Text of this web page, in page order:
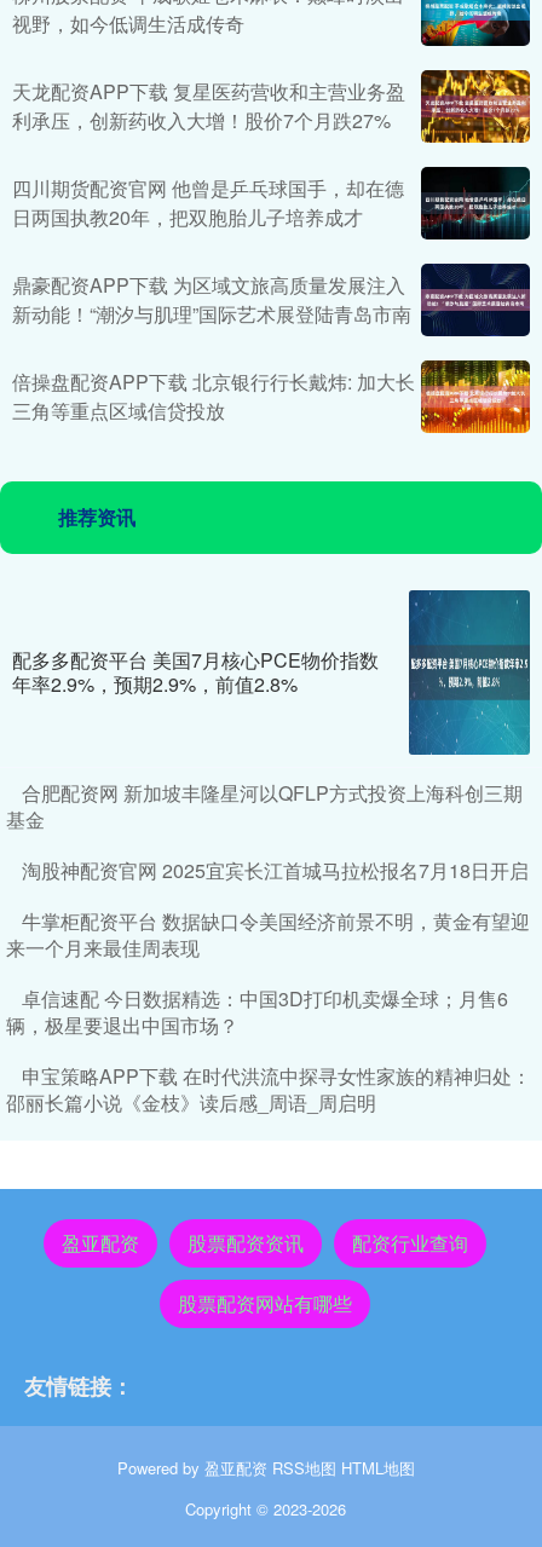
视野，如今低调生活成传奇
天龙配资APP下载 复星医药营收和主营业务盈
利承压，创新药收入大增！股价7个月跌27%
四川期货配资官网 他曾是乒乓球国手，却在德
日两国执教20年，把双胞胎儿子培养成才
鼎豪配资APP下载 为区域文旅高质量发展注入
新动能！“潮汐与肌理”国际艺术展登陆青岛市南
倍操盘配资APP下载 北京银行行长戴炜: 加大长
三角等重点区域信贷投放
推荐资讯
配多多配资平台 美国7月核心PCE物价指数
年率2.9%，预期2.9%，前值2.8%
合肥配资网 新加坡丰隆星河以QFLP方式投资上海科创三期
基金
淘股神配资官网 2025宜宾长江首城马拉松报名7月18日开启
牛掌柜配资平台 数据缺口令美国经济前景不明，黄金有望迎
来一个月来最佳周表现
卓信速配 今日数据精选：中国3D打印机卖爆全球；月售6
辆，极星要退出中国市场？
申宝策略APP下载 在时代洪流中探寻女性家族的精神归处：
邵丽长篇小说《金枝》读后感_周语_周启明
盈亚配资 股票配资资讯 配资行业查询
股票配资网站有哪些
友情链接：
Powered by 盈亚配资 RSS地图 HTML地图
Copyright © 2023-2026